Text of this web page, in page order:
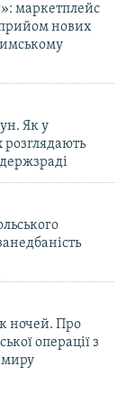
маркетплейс
нових
Як у
ночей. Про
операції з
миру